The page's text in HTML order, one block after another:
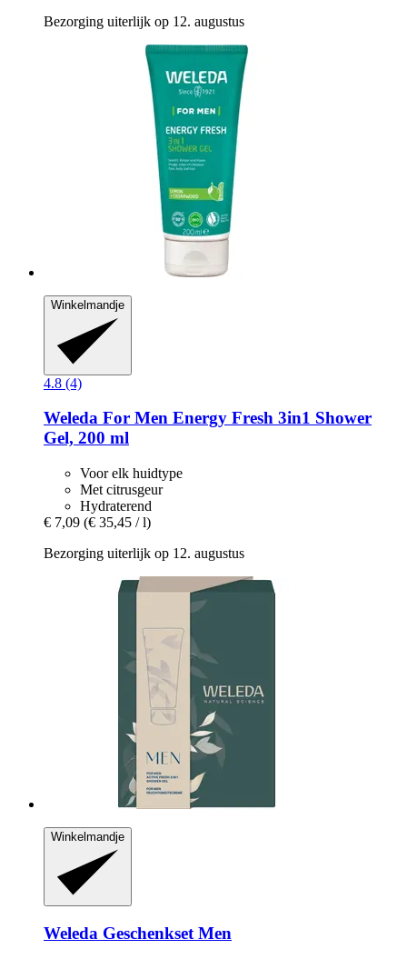
Bezorging uiterlijk op 12. augustus
Winkelmandje
4.8 (4)
Weleda For Men Energy Fresh 3in1 Shower
Gel, 200 ml
Voor elk huidtype
Met citrusgeur
Hydraterend
€ 7,09 (€ 35,45 / l)
Bezorging uiterlijk op 12. augustus
Winkelmandje
Weleda Geschenkset Men